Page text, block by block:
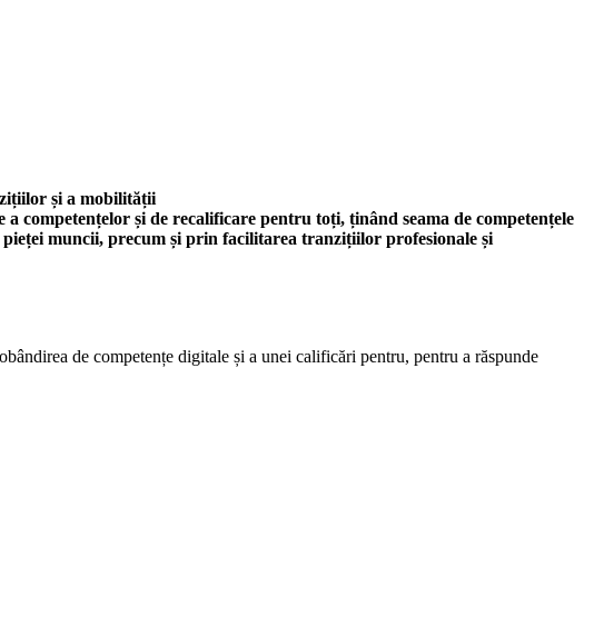
și a mobilității
și de recalificare pentru toți, ținând seama de competențele
muncii, precum și prin facilitarea tranzițiilor profesionale și
de competențe digitale și a unei calificări pentru, pentru a răspunde